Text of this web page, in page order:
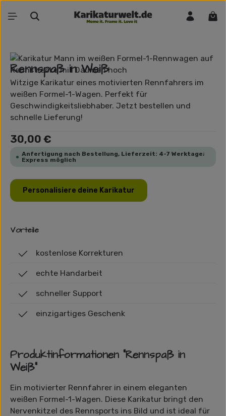
Zum Hauptinhalt springen
Bildergalerie überspringen
Rennspaß in Weiß
Witzige Karikatur eines motivierten Rennfahrers im
weißen Formel-1-Wagen. Perfekt für
Geschwindigkeitsliebhaber. Jetzt bestellen und
schnelle Lieferung!
Regulärer Preis:
30,00 €
Anfertigung nach Bestellung, Lieferzeit: 4-7 Werktage;
Express möglich
Personalisiere deine Karikatur
Vorteile
kostenlose Korrekturen
echte Handarbeit
schneller Support
einzigartiges Geschenk
Produktinformationen "Rennspaß in
Weiß"
Ein motivierter Rennfahrer in einem eleganten
weißen Formel-1-Wagen. Diese Karikatur bringt den
Nervenkitzel des Rennsports ins Bild und ist ideal für